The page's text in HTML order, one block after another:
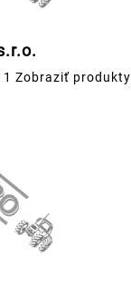
Zobraziť produkty